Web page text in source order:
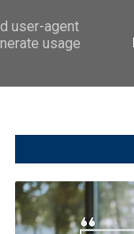
Contactar
user-agent
usage